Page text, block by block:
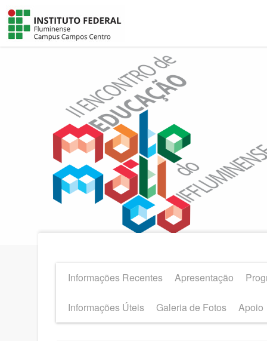
Informações Recentes Apresentação
Informações Úteis Galeria de Fotos Apoio